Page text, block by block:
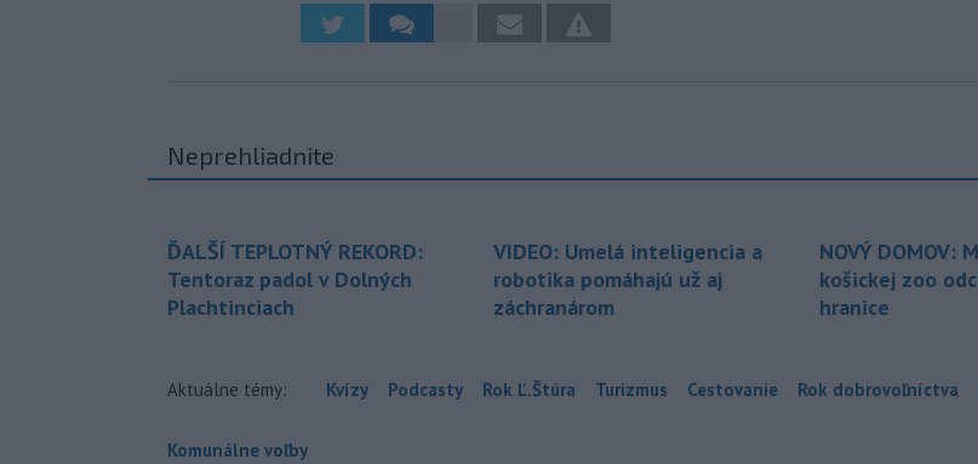
Neprehliadnite
ĎALŠÍ TEPLOTNÝ REKORD:
Tentoraz padol v Dolných
Plachtinciach
VIDEO: Umelá inteligencia a
robotika pomáhajú už aj
záchranárom
NOVÝ DOMOV:
košickej zoo
hranice
Aktuálne témy: Kvízy Podcasty Rok Ľ.Štúra Turizmus Cestovanie Rok dobrovoľníctva
Komunálne voľby